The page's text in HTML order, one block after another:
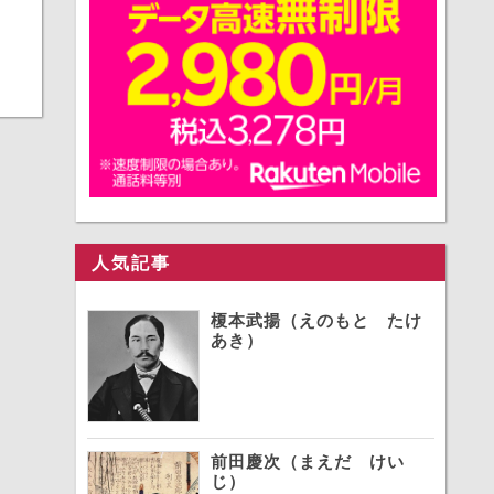
人気記事
榎本武揚（えのもと たけ
あき）
前田慶次（まえだ けい
じ）